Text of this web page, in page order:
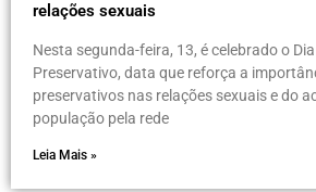
relações sexuais
Nesta segunda-feira, 13, é celebrado o
Preservativo, data que reforça a
preservativos nas relações sexuais e do
população pela rede
Leia Mais »